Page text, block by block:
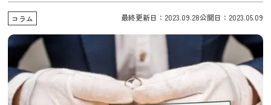
コラム 最終更新日：2023.09.28公開日：2023.05.09